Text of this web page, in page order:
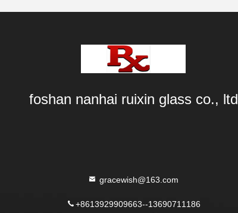
foshan nanhai ruixin glass co., ltd
gracewish@163.com
+8613929909663--13690711186